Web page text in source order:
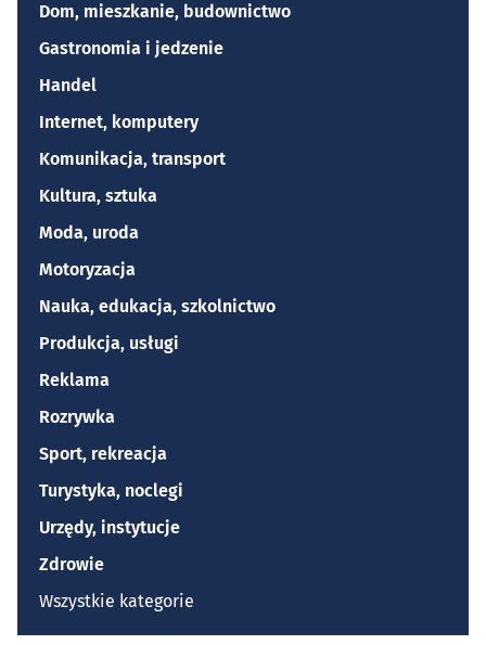
Dom, mieszkanie, budownictwo
Gastronomia i jedzenie
Handel
Internet, komputery
Komunikacja, transport
Kultura, sztuka
Moda, uroda
Motoryzacja
Nauka, edukacja, szkolnictwo
Produkcja, usługi
Reklama
Rozrywka
Sport, rekreacja
Turystyka, noclegi
Urzędy, instytucje
Zdrowie
Wszystkie kategorie